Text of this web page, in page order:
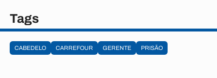
Tags
CABEDELO CARREFOUR GERENTE PRISÃO